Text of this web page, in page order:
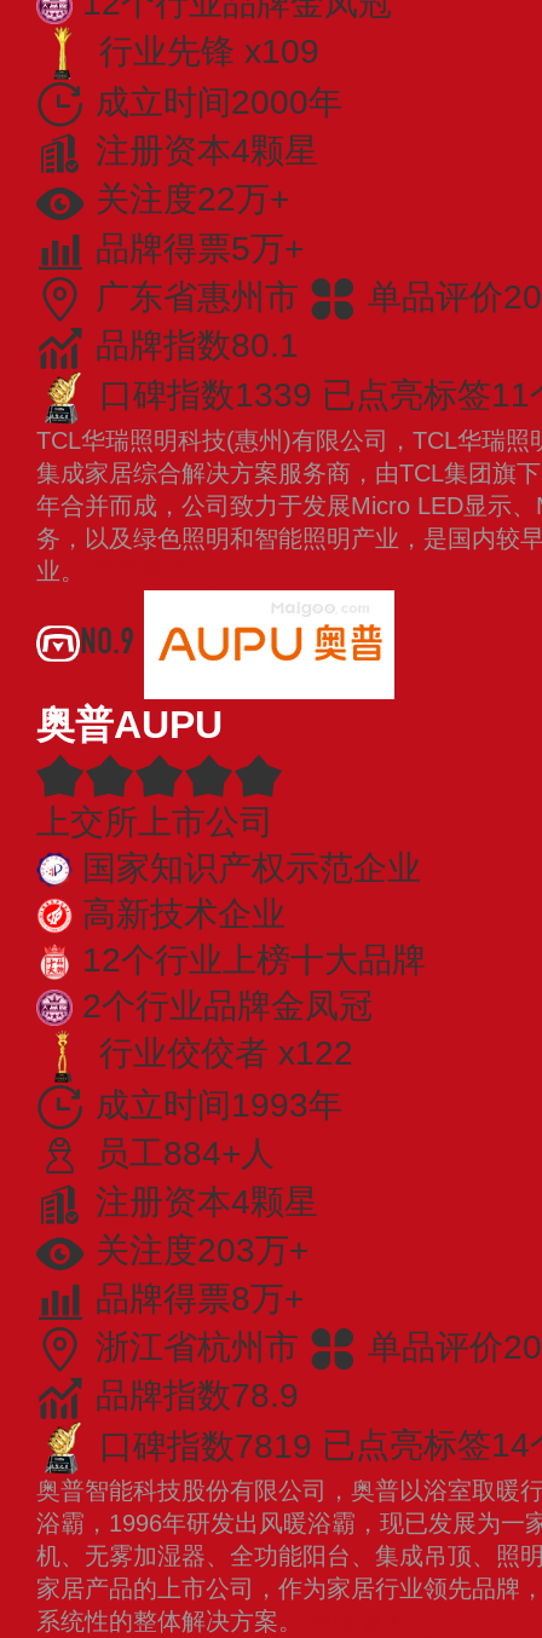
行业先锋 x109
成立时间2000年
注册资本4颗星
关注度22万+
品牌得票5万+
广东省惠州市
单品评价
品牌指数80.1
口碑指数1339 已点亮标签11
TCL华瑞照明科技(惠州)有限公司，TCL华瑞
集成家居综合解决方案服务商，由TCL集团旗
年合并而成，公司致力于发展Micro LED显示
务，以及绿色照明和智能照明产业，是国内较
业。
NO.9
奥普AUPU
上交所上市公司
国家知识产权示范企业
高新技术企业
12个行业上榜十大品牌
2个行业品牌金凤冠
行业佼佼者 x122
成立时间1993年
员工884+人
注册资本4颗星
关注度203万+
品牌得票8万+
浙江省杭州市
单品评价
品牌指数78.9
口碑指数7819 已点亮标签14
奥普智能科技股份有限公司，奥普以浴室取暖
浴霸，1996年研发出风暖浴霸，现已发展为一
机、无雾加湿器、全功能阳台、集成吊顶、照
家居产品的上市公司，作为家居行业领先品牌
系统性的整体解决方案。